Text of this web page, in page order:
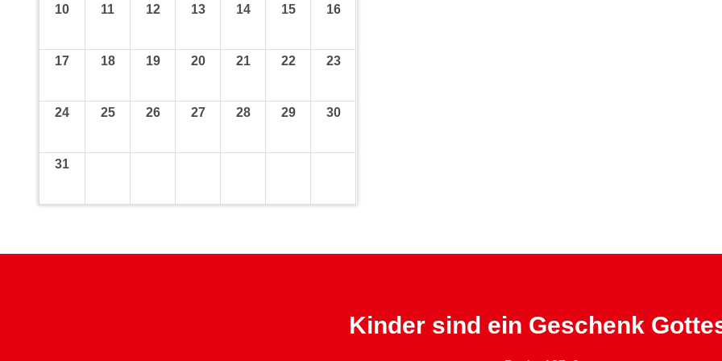
10 11 12 13 14 15 16
17 18 19 20 21 22 23
24 25 26 27 28 29 30
31
Kinder sind ein Geschenk